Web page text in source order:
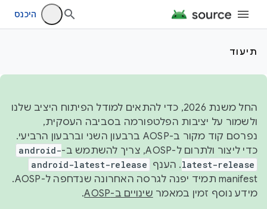
היכנס
תיעוד
החל משנת 2026, כדי להתאים למודל הפיתוח היציב שלנו
ולשמור על יציבות הפלטפורמה בסביבה העסקית,
נפרסם קוד מקור ב-AOSP ברבעון השני וברבעון הרביעי.
כדי ליצור ולתרום ל-AOSP, צריך להשתמש ב-
android-
latest-release. הענף android-latest-release
manifest תמיד יפנה לגרסה האחרונה שנדחפה ל-AOSP.
מידע נוסף זמין במאמר שינויים ב-AOSP .